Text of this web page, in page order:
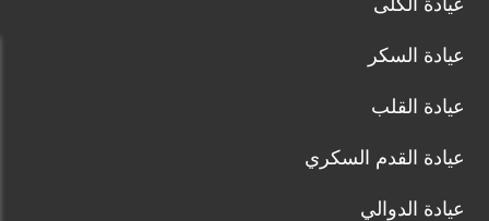
عيادة السكر
عيادة القلب
عيادة القدم السكري
عيادة الدوالي